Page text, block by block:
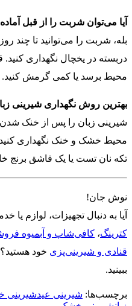
آیا می‌توان شربت را از قبل
بله، شربت را می‌توانید تا چند
دربسته در یخچال نگهداری کنید.
محیط برسد یا کمی گرمش کنید.
بهترین روش نگهداری شیرینی
شیرینی زبان را پس از خنک
محیط خشک و خنک نگهداری
تکه نان تست یا یک قاشق برنج
نوش جان!
آیا به دنبال تجهیزات، لوازم
کترینگ، کافی‌شاپ و آبمیوه
قنادی و شیرینی‌پزی خود
ببینید.
برچسب‌ها: شیرینی عیدشیرینی